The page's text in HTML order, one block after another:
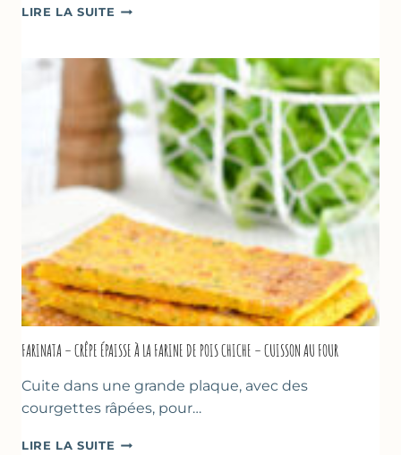
LIRE LA SUITE BEIGNETS
LA
BIÈRE
–
COMME
À
MARSEILLE
FARINATA – CRÊPE ÉPAISSE À LA FARINE DE POIS CHICHE – CUISSON AU FOUR
Cuite dans une grande plaque, avec des
courgettes râpées, pour…
LIRE LA SUITE FARINATA